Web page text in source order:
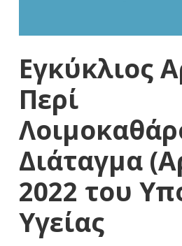
Εγκύκλιος
Περί
Διάταγμα
2022 του
Υγείας